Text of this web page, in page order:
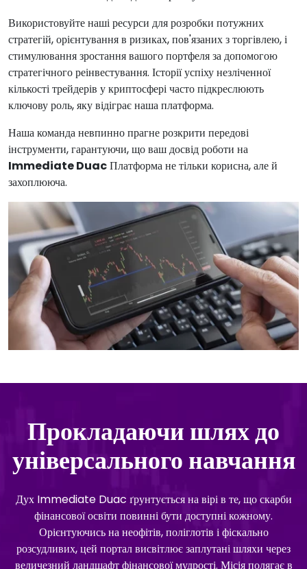
Використовуйте наші ресурси для розробки потужних
стратегій, орієнтування в ризиках, пов'язаних з торгівлею, і
стимулювання зростання вашого портфеля за допомогою
стратегічного реінвестування. Історії успіху незліченної
кількості трейдерів у криптосфері часто підкреслюють
ключову роль, яку відіграє наша платформа.
Наша команда невпинно прагне розкрити передові
інструменти, гарантуючи, що ваш досвід роботи на
Immediate DuacПлатформа не тільки корисна, але й
захоплююча.
Прокладаючи шлях до
універсального навчання
Дух Immediate Duac ґрунтується на вірі в те, що скарби
фінансової освіти повинні бути доступні кожному.
Орієнтуючись на неофітів, поліглотів і фіскально
розсудливих, цей портал висвітлює заплутані шляхи через
величезний ландшафт фінансової мудрості. Місія полягає в